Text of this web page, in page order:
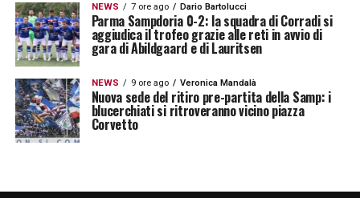
NEWS 7 ore ago Dario Bartolucci
Parma Sampdoria 0-2: la squadra di Corradi si
aggiudica il trofeo grazie alle reti in avvio di
gara di Abildgaard e di Lauritsen
NEWS 9 ore ago Veronica Mandalà
Nuova sede del ritiro pre-partita della Samp: i
blucerchiati si ritroveranno vicino piazza
Corvetto